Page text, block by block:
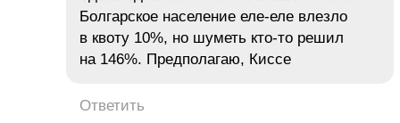
Болгарское население еле-еле влезло
в квоту 10%, но шуметь кто-то решил
на 146%. Предполагаю, Киссе
Ответить